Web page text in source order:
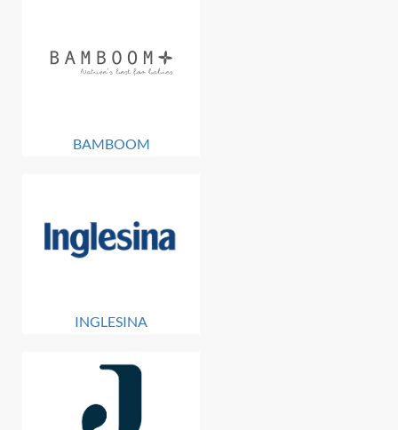
BAMBOOM
INGLESINA